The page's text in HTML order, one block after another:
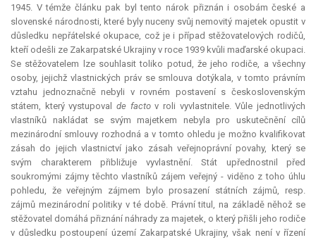
1945. V témže článku pak byl tento nárok přiznán i osobám české a
slovenské národnosti, které byly nuceny svůj nemovitý majetek opustit v
důsledku nepřátelské okupace, což je i případ stěžovatelových rodičů,
kteří odešli ze Zakarpatské Ukrajiny v roce 1939 kvůli maďarské okupaci.
Se stěžovatelem lze souhlasit toliko potud, že jeho rodiče, a všechny
osoby, jejichž vlastnických práv se smlouva dotýkala, v tomto právním
vztahu jednoznačně nebyli v rovném postavení s československým
státem, který vystupoval de factov roli vyvlastnitele. Vůle jednotlivých
vlastníků nakládat se svým majetkem nebyla pro uskutečnění cílů
mezinárodní smlouvy rozhodná a v tomto ohledu je možno kvalifikovat
zásah do jejich vlastnictví jako zásah veřejnoprávní povahy, který se
svým charakterem přibližuje vyvlastnění. Stát upřednostnil před
soukromými zájmy těchto vlastníků zájem veřejný - viděno z toho úhlu
pohledu, že veřejným zájmem bylo prosazení státních zájmů, resp.
zájmů mezinárodní politiky v té době. Právní titul, na základě něhož se
stěžovatel domáhá přiznání náhrady za majetek, o který přišli jeho rodiče
v důsledku postoupení území Zakarpatské Ukrajiny, však není v řízení